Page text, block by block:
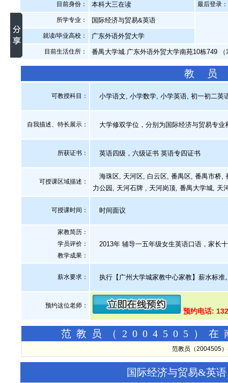
目前身份： 本科大三在读 最后登录
所学专业： 国际经济与贸易&英语
就读/毕业高校： 广东外语外贸大学
目前生活住所： 番禺大学城.广东外语外贸大学南苑10栋749
教 员
可教授科目： 小学语文, 小学数学, 小学英语, 初一初二英
自我描述、特长展示 ： 大学修双学位，分别为国际经济与贸易专业
所获证书 ： 英语四级，六级证书 英语专四证书
可授课区域描述：
海珠区, 天河区, 白云区, 番禺区, 番禺市桥,
力公园, 天河石牌 , 天河岗顶, 番禺大学城, 天
可授课时间： 时间面议
家教简历：
学员评价：
教学成果：
2013年 辅导一五年级女生英语口语，家长
薪水要求： 执行【广州大学城家教中心家教】薪水标准
预约这位老师：
预约电话:
范教员（2004505）在
范教员（2004505
国际经济与贸易&英